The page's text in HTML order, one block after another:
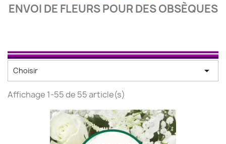
ENVOI DE FLEURS POUR DES OBSÈQUES
Choisir 
Affichage 1-55 de 55 article(s)